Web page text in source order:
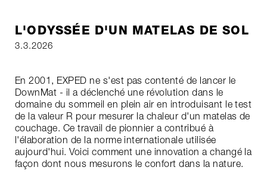
L'ODYSSÉE D'UN MATELAS DE SOL
3.3.2026
En 2001, EXPED ne s'est pas contenté de lancer le
DownMat - il a déclenché une révolution dans le
domaine du sommeil en plein air en introduisant le test
de la valeur R pour mesurer la chaleur d'un matelas de
couchage. Ce travail de pionnier a contribué à
l'élaboration de la norme internationale utilisée
aujourd'hui. Voici comment une innovation a changé la
façon dont nous mesurons le confort dans la nature.